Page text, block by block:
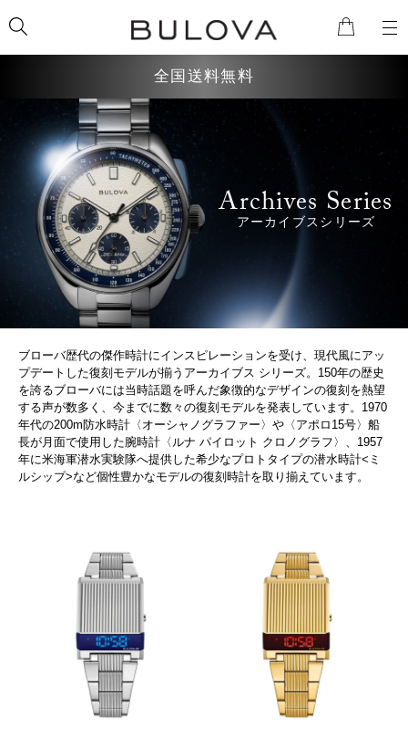
全国送料無料
Archives Series
アーカイブスシリーズ
ブローバ歴代の傑作時計にインスピレーションを受け、現代風にアッ
プデートした復刻モデルが揃うアーカイブス シリーズ。150年の歴史
を誇るブローバには当時話題を呼んだ象徴的なデザインの復刻を熱望
する声が数多く、今までに数々の復刻モデルを発表しています。1970
年代の200m防水時計〈オーシャノグラファー〉や〈アポロ15号〉船
長が月面で使用した腕時計〈ルナ パイロット クロノグラフ〉、1957
年に米海軍潜水実験隊へ提供した希少なプロトタイプの潜水時計<ミ
ルシップ>など個性豊かなモデルの復刻時計を取り揃えています。